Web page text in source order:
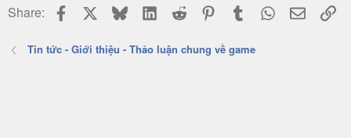
Share: Facebook BlueskyLinkedIn
Reddit PinterestTumblr WhatsApp
Email
Tin tức - Giới thiệu - Thảo luận chung về game